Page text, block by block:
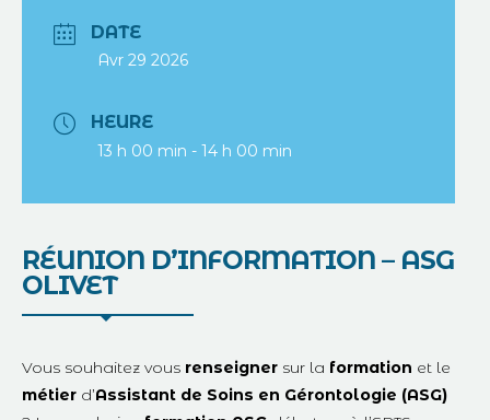
DATE
Avr 29 2026
HEURE
13 h 00 min - 14 h 00 min
RÉUNION D’INFORMATION – ASG
OLIVET
Vous souhaitez vous renseigner sur la formation et le
métier d’Assistant de Soins en Gérontologie (ASG)